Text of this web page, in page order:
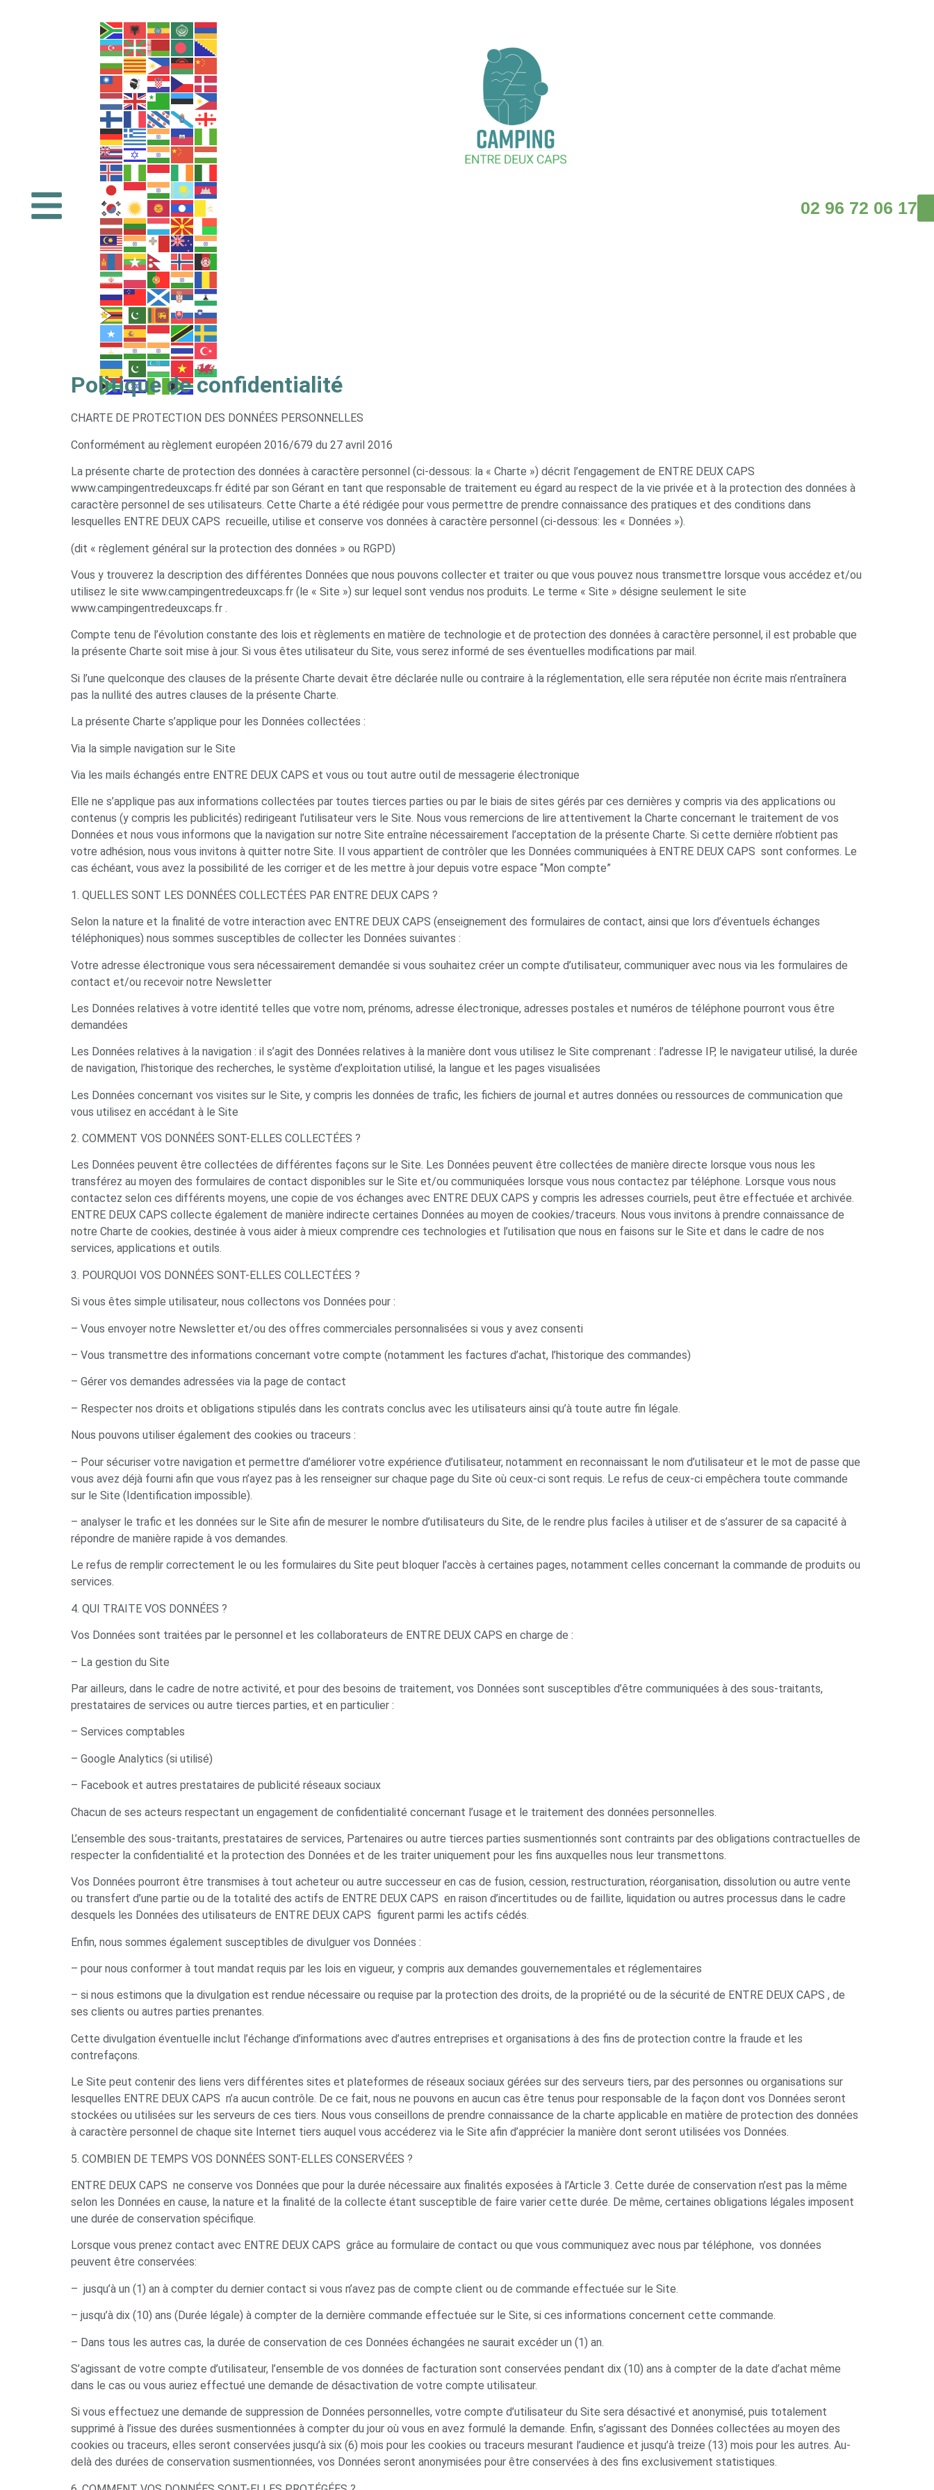
02 96 72 06 17
Politique de confidentialité
CHARTE DE PROTECTION DES DONNÉES PERSONNELLES
Conformément au règlement européen 2016/679 du 27 avril 2016
La présente charte de protection des données à caractère personnel (ci-dessous: la « Charte ») décrit l’engagement de ENTRE DEUX CAPS
www.campingentredeuxcaps.fr édité par son Gérant en tant que responsable de traitement eu égard au respect de la vie privée et à la protection des données à
caractère personnel de ses utilisateurs. Cette Charte a été rédigée pour vous permettre de prendre connaissance des pratiques et des conditions dans
lesquelles ENTRE DEUX CAPS recueille, utilise et conserve vos données à caractère personnel (ci-dessous: les « Données »).
(dit « règlement général sur la protection des données » ou RGPD)
Vous y trouverez la description des différentes Données que nous pouvons collecter et traiter ou que vous pouvez nous transmettre lorsque vous accédez et/ou
utilisez le site www.campingentredeuxcaps.fr (le « Site ») sur lequel sont vendus nos produits. Le terme « Site » désigne seulement le site
www.campingentredeuxcaps.fr .
Compte tenu de l’évolution constante des lois et règlements en matière de technologie et de protection des données à caractère personnel, il est probable que
la présente Charte soit mise à jour. Si vous êtes utilisateur du Site, vous serez informé de ses éventuelles modifications par mail.
Si l’une quelconque des clauses de la présente Charte devait être déclarée nulle ou contraire à la réglementation, elle sera réputée non écrite mais n’entraînera
pas la nullité des autres clauses de la présente Charte.
La présente Charte s’applique pour les Données collectées :
Via la simple navigation sur le Site
Via les mails échangés entre ENTRE DEUX CAPS et vous ou tout autre outil de messagerie électronique
Elle ne s’applique pas aux informations collectées par toutes tierces parties ou par le biais de sites gérés par ces dernières y compris via des applications ou
contenus (y compris les publicités) redirigeant l’utilisateur vers le Site. Nous vous remercions de lire attentivement la Charte concernant le traitement de vos
Données et nous vous informons que la navigation sur notre Site entraîne nécessairement l’acceptation de la présente Charte. Si cette dernière n’obtient pas
votre adhésion, nous vous invitons à quitter notre Site. Il vous appartient de contrôler que les Données communiquées à ENTRE DEUX CAPS sont conformes. Le
cas échéant, vous avez la possibilité de les corriger et de les mettre à jour depuis votre espace “Mon compte”
1. QUELLES SONT LES DONNÉES COLLECTÉES PAR ENTRE DEUX CAPS ?
Selon la nature et la finalité de votre interaction avec ENTRE DEUX CAPS (enseignement des formulaires de contact, ainsi que lors d’éventuels échanges
téléphoniques) nous sommes susceptibles de collecter les Données suivantes :
Votre adresse électronique vous sera nécessairement demandée si vous souhaitez créer un compte d’utilisateur, communiquer avec nous via les formulaires de
contact et/ou recevoir notre Newsletter
Les Données relatives à votre identité telles que votre nom, prénoms, adresse électronique, adresses postales et numéros de téléphone pourront vous être
demandées
Les Données relatives à la navigation : il s’agit des Données relatives à la manière dont vous utilisez le Site comprenant : l’adresse IP, le navigateur utilisé, la durée
de navigation, l’historique des recherches, le système d’exploitation utilisé, la langue et les pages visualisées
Les Données concernant vos visites sur le Site, y compris les données de trafic, les fichiers de journal et autres données ou ressources de communication que
vous utilisez en accédant à le Site
2. COMMENT VOS DONNÉES SONT-ELLES COLLECTÉES ?
Les Données peuvent être collectées de différentes façons sur le Site. Les Données peuvent être collectées de manière directe lorsque vous nous les
transférez au moyen des formulaires de contact disponibles sur le Site et/ou communiquées lorsque vous nous contactez par téléphone. Lorsque vous nous
contactez selon ces différents moyens, une copie de vos échanges avec ENTRE DEUX CAPS y compris les adresses courriels, peut être effectuée et archivée.
ENTRE DEUX CAPS collecte également de manière indirecte certaines Données au moyen de cookies/traceurs. Nous vous invitons à prendre connaissance de
notre Charte de cookies, destinée à vous aider à mieux comprendre ces technologies et l’utilisation que nous en faisons sur le Site et dans le cadre de nos
services, applications et outils.
3. POURQUOI VOS DONNÉES SONT-ELLES COLLECTÉES ?
Si vous êtes simple utilisateur, nous collectons vos Données pour :
– Vous envoyer notre Newsletter et/ou des offres commerciales personnalisées si vous y avez consenti
– Vous transmettre des informations concernant votre compte (notamment les factures d’achat, l’historique des commandes)
– Gérer vos demandes adressées via la page de contact
– Respecter nos droits et obligations stipulés dans les contrats conclus avec les utilisateurs ainsi qu’à toute autre fin légale.
Nous pouvons utiliser également des cookies ou traceurs :
– Pour sécuriser votre navigation et permettre d’améliorer votre expérience d’utilisateur, notamment en reconnaissant le nom d’utilisateur et le mot de passe que
vous avez déjà fourni afin que vous n’ayez pas à les renseigner sur chaque page du Site où ceux-ci sont requis. Le refus de ceux-ci empêchera toute commande
sur le Site (Identification impossible).
– analyser le trafic et les données sur le Site afin de mesurer le nombre d’utilisateurs du Site, de le rendre plus faciles à utiliser et de s’assurer de sa capacité à
répondre de manière rapide à vos demandes.
Le refus de remplir correctement le ou les formulaires du Site peut bloquer l’accès à certaines pages, notamment celles concernant la commande de produits ou
services.
4. QUI TRAITE VOS DONNÉES ?
Vos Données sont traitées par le personnel et les collaborateurs de ENTRE DEUX CAPS en charge de :
– La gestion du Site
Par ailleurs, dans le cadre de notre activité, et pour des besoins de traitement, vos Données sont susceptibles d’être communiquées à des sous-traitants,
prestataires de services ou autre tierces parties, et en particulier :
– Services comptables
– Google Analytics (si utilisé)
– Facebook et autres prestataires de publicité réseaux sociaux
Chacun de ses acteurs respectant un engagement de confidentialité concernant l’usage et le traitement des données personnelles.
L’ensemble des sous-traitants, prestataires de services, Partenaires ou autre tierces parties susmentionnés sont contraints par des obligations contractuelles de
respecter la confidentialité et la protection des Données et de les traiter uniquement pour les fins auxquelles nous leur transmettons.
Vos Données pourront être transmises à tout acheteur ou autre successeur en cas de fusion, cession, restructuration, réorganisation, dissolution ou autre vente
ou transfert d’une partie ou de la totalité des actifs de ENTRE DEUX CAPS en raison d’incertitudes ou de faillite, liquidation ou autres processus dans le cadre
desquels les Données des utilisateurs de ENTRE DEUX CAPS figurent parmi les actifs cédés.
Enfin, nous sommes également susceptibles de divulguer vos Données :
– pour nous conformer à tout mandat requis par les lois en vigueur, y compris aux demandes gouvernementales et réglementaires
– si nous estimons que la divulgation est rendue nécessaire ou requise par la protection des droits, de la propriété ou de la sécurité de ENTRE DEUX CAPS , de
ses clients ou autres parties prenantes.
Cette divulgation éventuelle inclut l’échange d’informations avec d’autres entreprises et organisations à des fins de protection contre la fraude et les
contrefaçons.
Le Site peut contenir des liens vers différentes sites et plateformes de réseaux sociaux gérées sur des serveurs tiers, par des personnes ou organisations sur
lesquelles ENTRE DEUX CAPS n’a aucun contrôle. De ce fait, nous ne pouvons en aucun cas être tenus pour responsable de la façon dont vos Données seront
stockées ou utilisées sur les serveurs de ces tiers. Nous vous conseillons de prendre connaissance de la charte applicable en matière de protection des données
à caractère personnel de chaque site Internet tiers auquel vous accéderez via le Site afin d’apprécier la manière dont seront utilisées vos Données.
5. COMBIEN DE TEMPS VOS DONNÉES SONT-ELLES CONSERVÉES ?
ENTRE DEUX CAPS ne conserve vos Données que pour la durée nécessaire aux finalités exposées à l’Article 3. Cette durée de conservation n’est pas la même
selon les Données en cause, la nature et la finalité de la collecte étant susceptible de faire varier cette durée. De même, certaines obligations légales imposent
une durée de conservation spécifique.
Lorsque vous prenez contact avec ENTRE DEUX CAPS grâce au formulaire de contact ou que vous communiquez avec nous par téléphone, vos données
peuvent être conservées:
– jusqu’à un (1) an à compter du dernier contact si vous n’avez pas de compte client ou de commande effectuée sur le Site.
– jusqu’à dix (10) ans (Durée légale) à compter de la dernière commande effectuée sur le Site, si ces informations concernent cette commande.
– Dans tous les autres cas, la durée de conservation de ces Données échangées ne saurait excéder un (1) an.
S’agissant de votre compte d’utilisateur, l’ensemble de vos données de facturation sont conservées pendant dix (10) ans à compter de la date d’achat même
dans le cas ou vous auriez effectué une demande de désactivation de votre compte utilisateur.
Si vous effectuez une demande de suppression de Données personnelles, votre compte d’utilisateur du Site sera désactivé et anonymisé, puis totalement
supprimé à l’issue des durées susmentionnées à compter du jour où vous en avez formulé la demande. Enfin, s’agissant des Données collectées au moyen des
cookies ou traceurs, elles seront conservées jusqu’à six (6) mois pour les cookies ou traceurs mesurant l’audience et jusqu’à treize (13) mois pour les autres. Au-
delà des durées de conservation susmentionnées, vos Données seront anonymisées pour être conservées à des fins exclusivement statistiques.